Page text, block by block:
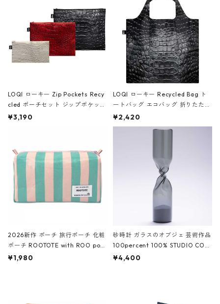
ア/クラウン ブラック
LOQI ローキー Zip Pockets Recy
cled ポーチセット ジップポケット
ファスナーポーチ 撥水加工 トラベ
ーガンディー、オフホワイト
¥3,190
LOQI ローキー Recycled Bag ト
ートバッグ エコバッグ 折りたたみ
大きめ 撥水加工 収納ポーチ CRO
CODILE/Black クロコダイル/ブラ
¥2,420
2026新作 ポーチ 旅行ポーチ 化粧
ポーチ ROOTOTE with ROO pou
ch 3532 ルートート WR.ポーチ.ラ
¥1,980
砂時計 ガラスのオブジェ 芸術作品
100percent 100% STUDIO COH
AKU Timeless 100パーセント ス
¥4,400